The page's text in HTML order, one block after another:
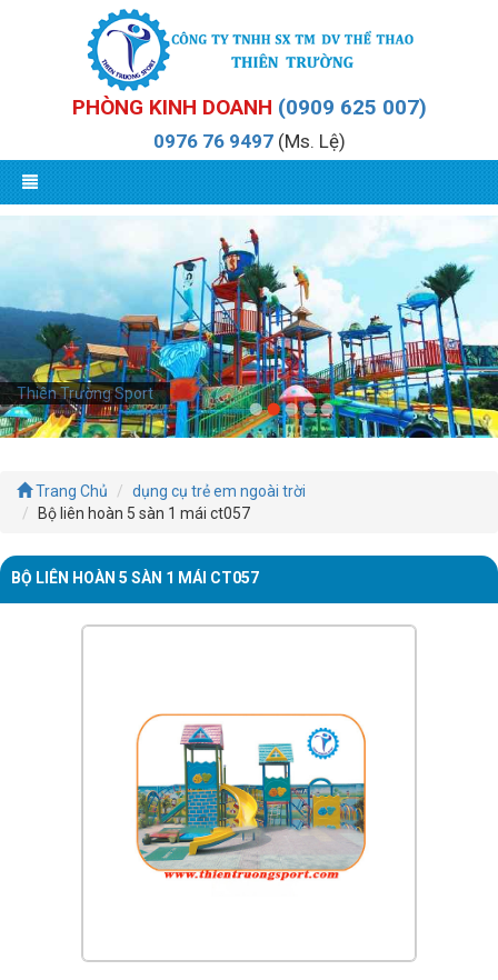
PHÒNG KINH DOANH (0909 625 007)
0976 76 9497(Ms. Lệ)
Thiên Trường Sport
Trang Chủ
dụng cụ trẻ em ngoài trời
Bộ liên hoàn 5 sàn 1 mái ct057
BỘ LIÊN HOÀN 5 SÀN 1 MÁI CT057